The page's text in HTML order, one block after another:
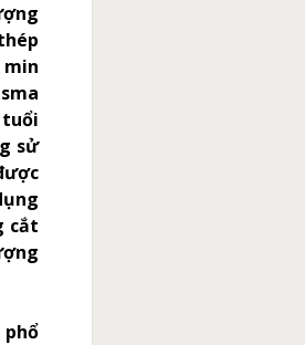
sử
cắt